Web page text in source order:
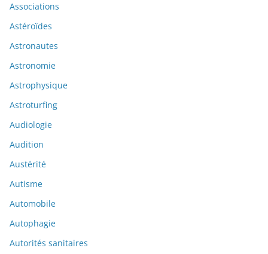
Associations
Astéroïdes
Astronautes
Astronomie
Astrophysique
Astroturfing
Audiologie
Audition
Austérité
Autisme
Automobile
Autophagie
Autorités sanitaires